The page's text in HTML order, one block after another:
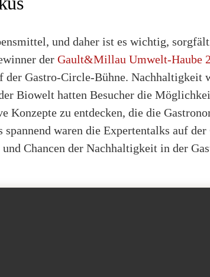
und daher ist es wichtig,
der Gault&Millau Umwelt-Haube
der Gastro-Circle-Bühne. Nachhaltigkeit
Biowelt hatten Besucher die
Konzepte zu entdecken, die die
spannend waren die Expertentalks auf
Chancen der Nachhaltigkeit in der